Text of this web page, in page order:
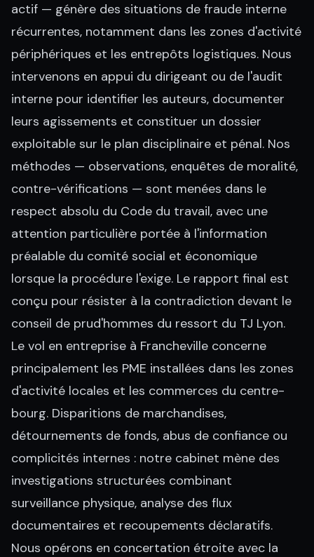
actif — génère des situations de fraude interne
récurrentes, notamment dans les zones d'activité
périphériques et les entrepôts logistiques. Nous
intervenons en appui du dirigeant ou de l'audit
interne pour identifier les auteurs, documenter
leurs agissements et constituer un dossier
exploitable sur le plan disciplinaire et pénal. Nos
méthodes — observations, enquêtes de moralité,
contre-vérifications — sont menées dans le
respect absolu du Code du travail, avec une
attention particulière portée à l'information
préalable du comité social et économique
lorsque la procédure l'exige. Le rapport final est
conçu pour résister à la contradiction devant le
conseil de prud'hommes du ressort du TJ Lyon.
Le vol en entreprise à Francheville concerne
principalement les PME installées dans les zones
d'activité locales et les commerces du centre-
bourg. Disparitions de marchandises,
détournements de fonds, abus de confiance ou
complicités internes : notre cabinet mène des
investigations structurées combinant
surveillance physique, analyse des flux
documentaires et recoupements déclaratifs.
Nous opérons en concertation étroite avec la